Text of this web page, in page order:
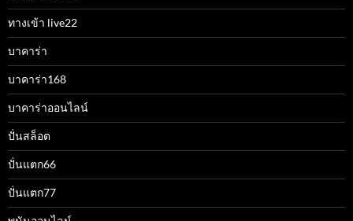
ทางเข้า live22
บาคาร่า
บาคาร่า168
บาคาร่าออนไลน์
ปั่นสล็อต
ปั่นแตก66
ปั่นแตก77